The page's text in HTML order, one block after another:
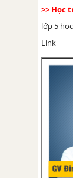
>> Học
lớp 5
Link